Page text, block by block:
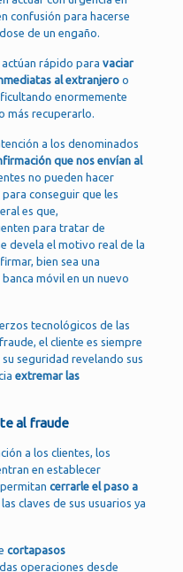
confusión para hacerse
de un engaño.
rápido para vaciar
al extranjero o
enormemente
más recuperarlo.
a los denominados
que nos envían al
no pueden hacer
conseguir que les
es que,
para tratar de
devela el motivo real de la
bien sea una
móvil en un nuevo
tecnológicos de las
el cliente es siempre
seguridad revelando sus
extremar las
al fraude
a los clientes, los
en establecer
cerrarle el paso a
las claves de sus usuarios ya
cortapasos
operaciones desde